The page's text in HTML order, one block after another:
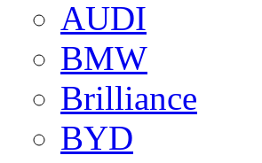
AUDI
BMW
Brilliance
BYD